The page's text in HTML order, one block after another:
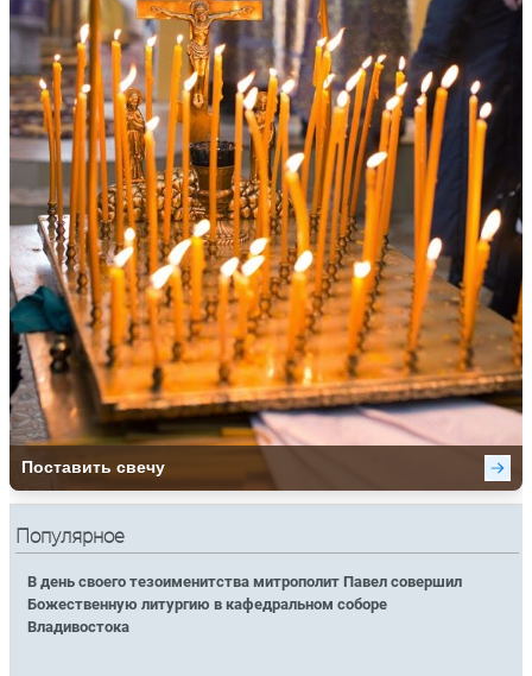
Популярное
В день своего тезоименитства митрополит Павел совершил
Божественную литургию в кафедральном соборе
Владивостока